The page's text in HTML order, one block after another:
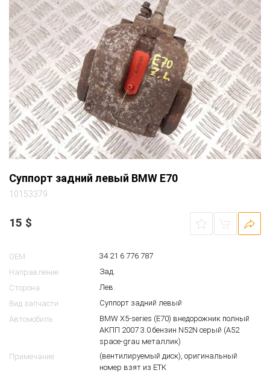
Суппорт задний левый BMW E70
10153379
15 $
OEM
34 21 6 776 787
Направление
Зад.
Сторона
Лев.
Вид запчасти
Суппорт задний левый
Автомобиль
BMW X5-series (E70) внедорожник полный
АКПП 2007 3.0 бензин N52N серый (A52
space-grau металлик)
Примечание
(вентилируемый диск), оригинальный
номер взят из ЕТК